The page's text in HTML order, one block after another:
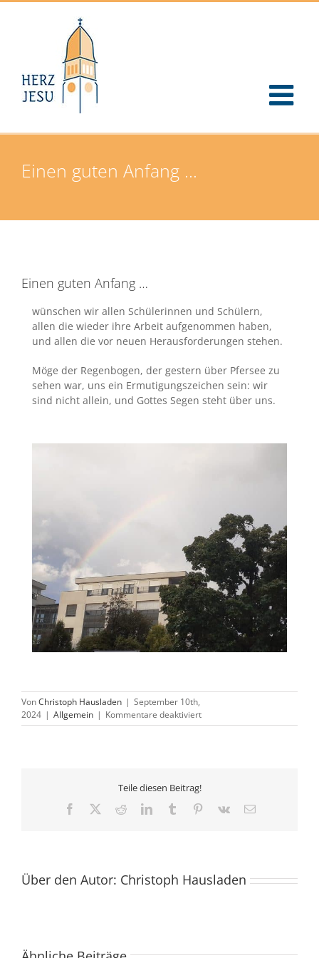
Zum
Einen guten Anfang …
Einen guten Anfang …
wünschen wir allen Schülerinnen und Schülern,
allen die wieder ihre Arbeit aufgenommen haben,
und allen die vor neuen Herausforderungen stehen.
Möge der Regenbogen, der gestern über Pfersee zu
sehen war, uns ein Ermutigungszeichen sein: wir
sind nicht allein, und Gottes Segen steht über uns.
VonChristoph Hausladen | September 10th,
2024 | Allgemein | Kommentare deaktiviertfür
Einen
Teile diesen Beitrag!
Facebook RedditLinkedInTumblr Pinterest
Vk
E-
Über den Autor: Christoph Hausladen